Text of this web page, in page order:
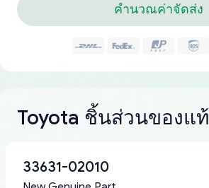
คำนวณค่าจัดส่ง
Toyota ชิ้นส่วนของแท้
33631-02010